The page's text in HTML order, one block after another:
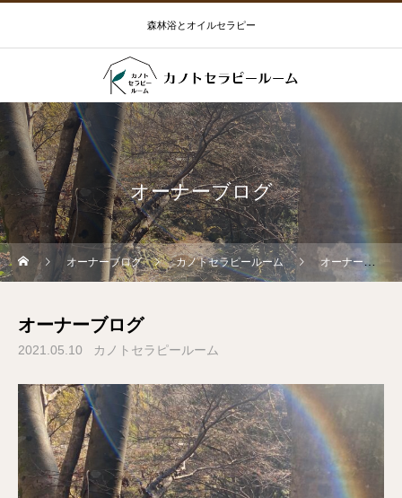
森林浴とオイルセラピー
オーナーブログ
オーナーブログ カノトセラピールーム オーナーブログ
オーナーブログ
2021.05.10 カノトセラピールーム